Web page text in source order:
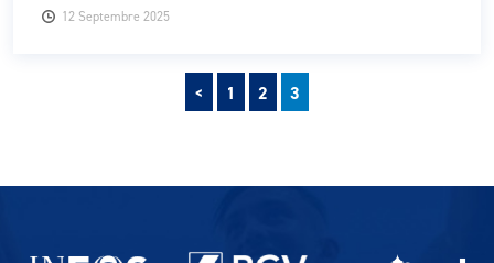
12 Septembre 2025
Pagination des publications
< Précédent
1 2 3
Partenaires du lausanne-Sport